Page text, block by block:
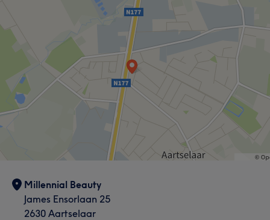
Millennial Beauty
James Ensorlaan 25
2630 Aartselaar